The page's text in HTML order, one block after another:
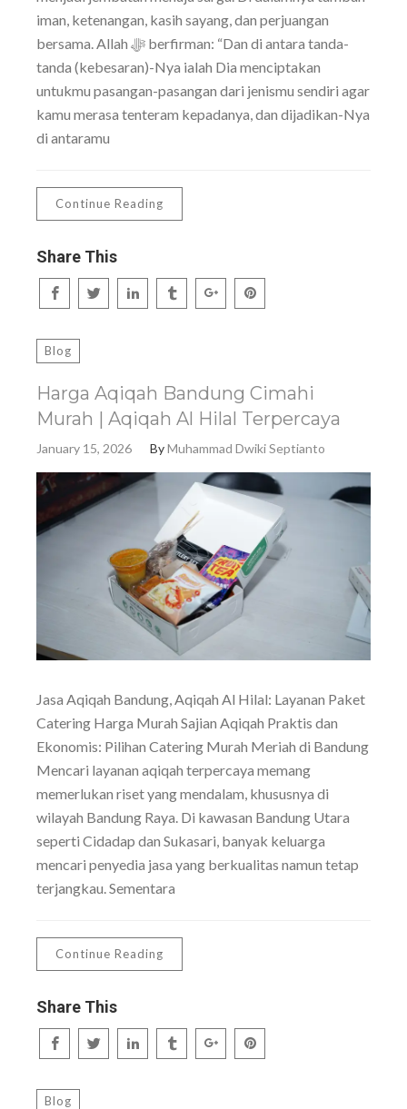
iman, ketenangan, kasih sayang, dan perjuangan
bersama. Allah ﷻ berfirman: “Dan di antara tanda-
tanda (kebesaran)-Nya ialah Dia menciptakan
untukmu pasangan-pasangan dari jenismu sendiri agar
kamu merasa tenteram kepadanya, dan dijadikan-Nya
di antaramu
Continue Reading
Share This
Blog
Harga Aqiqah Bandung Cimahi
Murah | Aqiqah Al Hilal Terpercaya
January 15, 2026 ByMuhammad Dwiki Septianto
Jasa Aqiqah Bandung, Aqiqah Al Hilal: Layanan Paket
Catering Harga Murah Sajian Aqiqah Praktis dan
Ekonomis: Pilihan Catering Murah Meriah di Bandung
Mencari layanan aqiqah terpercaya memang
memerlukan riset yang mendalam, khususnya di
wilayah Bandung Raya. Di kawasan Bandung Utara
seperti Cidadap dan Sukasari, banyak keluarga
mencari penyedia jasa yang berkualitas namun tetap
terjangkau. Sementara
Continue Reading
Share This
Blog